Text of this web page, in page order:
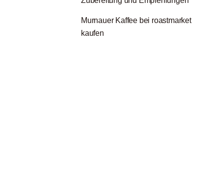
Murnauer Kaffee bei roastmarket
kaufen